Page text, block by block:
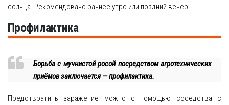
солнца. Рекомендовано раннее утро или поздний вечер.
Профилактика
Борьба с мучнистой росой посредством агротехнических
приёмов заключается — профилактика.
Предотвратить заражение можно с помощью соседства с